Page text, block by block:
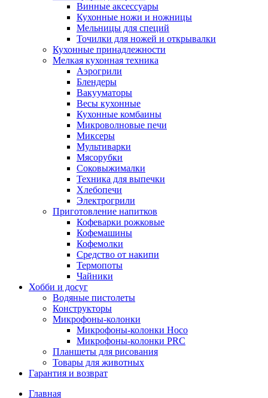
Винные аксессуары
Кухонные ножи и ножницы
Мельницы для специй
Точилки для ножей и открывалки
Кухонные принадлежности
Мелкая кухонная техника
Аэрогрили
Блендеры
Вакууматоры
Весы кухонные
Кухонные комбаины
Микроволновые печи
Миксеры
Мультиварки
Мясорубки
Соковыжималки
Техника для выпечки
Хлебопечи
Электрогрили
Приготовление напитков
Кофеварки рожковые
Кофемашины
Кофемолки
Средство от накипи
Термопоты
Чайники
Хобби и досуг
Водяные пистолеты
Конструкторы
Микрофоны-колонки
Микрофоны-колонки Hoco
Микрофоны-колонки PRC
Планшеты для рисования
Товары для животных
Гарантия и возврат
Главная